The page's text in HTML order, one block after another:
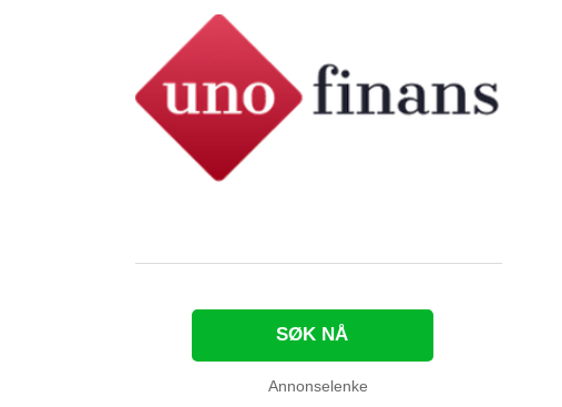
SØK NÅ
Annonselenke